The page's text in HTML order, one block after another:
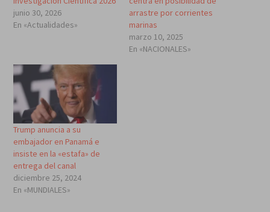
junio 30, 2026
En «Actualidades»
arrastre por corrientes
marinas
marzo 10, 2025
En «NACIONALES»
Trump anuncia a su
embajador en Panamá e
insiste en la «estafa» de
entrega del canal
diciembre 25, 2024
En «MUNDIALES»